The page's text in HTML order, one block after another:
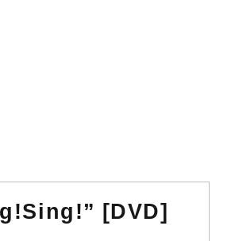
[DVD]